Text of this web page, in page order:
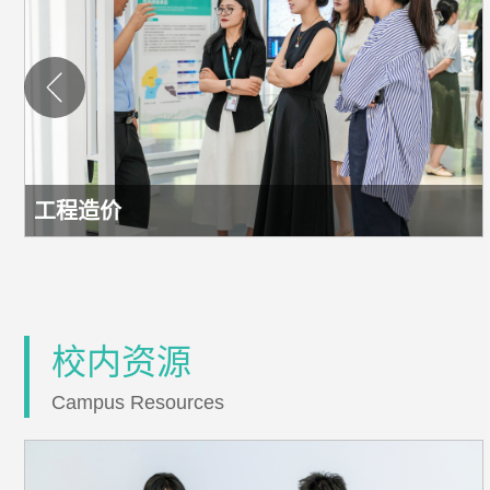
工程造价
校内资源
Campus Resources